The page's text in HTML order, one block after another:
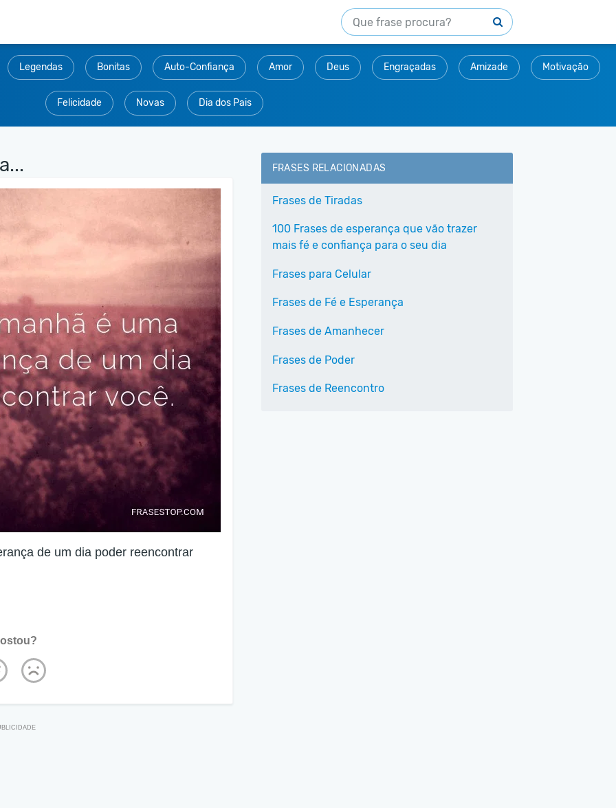
Legendas Bonitas Auto-Confiança Amor Deus Engraçadas Amizade Motivação
Felicidade Novas Dia dos Pais
de um dia poder reencontrar
FRASES RELACIONADAS
Frases de Tiradas
100 Frases de esperança que vão trazer
mais fé e confiança para o seu dia
Frases para Celular
Frases de Fé e Esperança
Frases de Amanhecer
Frases de Poder
Frases de Reencontro